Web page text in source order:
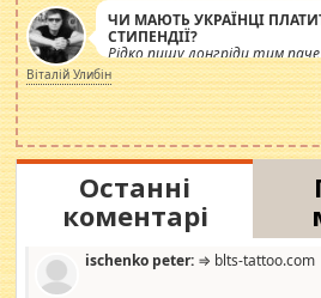
ЧИ МАЮТЬ УКРАЇНЦІ
СТИПЕНДІЇ?
Рідко пишу лонгріди тим
просто дістало! Обурюють
навколо стипендіального
роздувається ще одна
Віталій Улибін
Останні
коментарі
ischenko peter: ⇒ blts-tattoo.com